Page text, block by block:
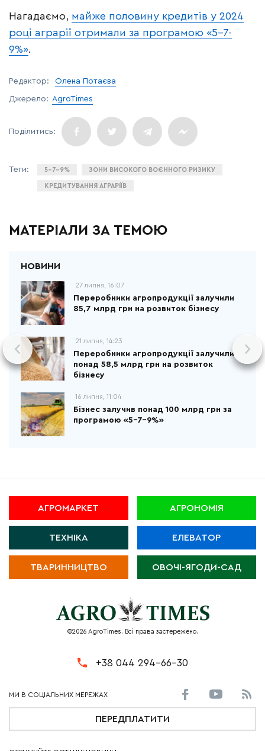
Нагадаємо, майже половину кредитів у 2024
році аграрії отримали за програмою «5-7-
9%».
Редактор: Олена Потаєва
Джерело: AgroTimes
5-7-9% ЗОНИ ВИСОКОГО ВОЄННОГО РИЗИКУ
КРЕДИТУВАННЯ АГРАРІЇВ
МАТЕРІАЛИ ЗА ТЕМОЮ
27 липня, 16:07
Переробники агропродукції залучили
85,7 млрд грн на розвиток бізнесу
21 липня, 14:23
Переробники агропродукції залучили
понад 58,5 млрд грн на розвиток
бізнесу
16 липня, 11:04
Бізнес залучив понад 100 млрд грн за
програмою «5-7-9%»
АГРОМАРКЕТ АГРОНОМІЯ
ТЕХНІКА ЕЛЕВАТОР
ТВАРИННИЦТВО ОВОЧІ-ЯГОДИ-САД
©2026 AgroTimes. Всі права застережено.
+38 044 294-66-30
ПЕРЕДПЛАТИТИ